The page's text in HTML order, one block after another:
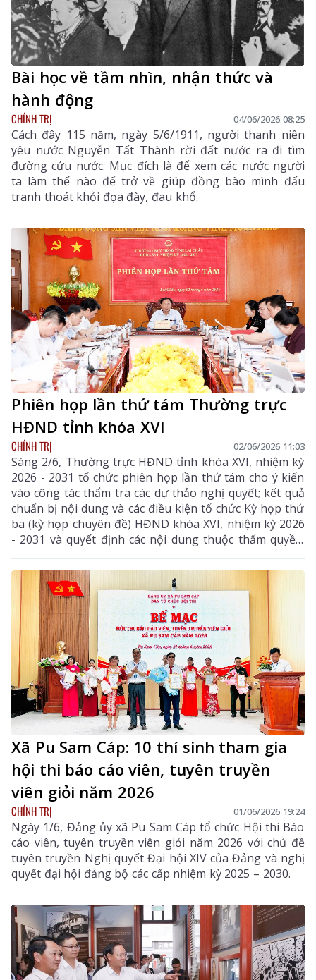
Bài học về tầm nhìn, nhận thức và
hành động
CHÍNH TRỊ 04/06/2026 08:25
Cách đây 115 năm, ngày 5/6/1911, người thanh niên
yêu nước Nguyễn Tất Thành rời đất nước ra đi tìm
đường cứu nước. Mục đích là để xem các nước người
ta làm thế nào để trở về giúp đồng bào mình đấu
tranh thoát khỏi đọa đày, đau khổ.
Phiên họp lần thứ tám Thường trực
HĐND tỉnh khóa XVI
CHÍNH TRỊ 02/06/2026 11:03
Sáng 2/6, Thường trực HĐND tỉnh khóa XVI, nhiệm kỳ
2026 - 2031 tổ chức phiên họp lần thứ tám cho ý kiến
vào công tác thẩm tra các dự thảo nghị quyết; kết quả
chuẩn bị nội dung và các điều kiện tổ chức Kỳ họp thứ
ba (kỳ họp chuyên đề) HĐND khóa XVI, nhiệm kỳ 2026
- 2031 và quyết định các nội dung thuộc thẩm quyền.
Đồng chí Lê Minh Ngân - Ủy viên Ban Chấp hành
Trung ương Đảng, Bí thư Tỉnh ủy, Chủ tịch HĐND tỉnh
chủ trì phiên họp.
Xã Pu Sam Cáp: 10 thí sinh tham gia
hội thi báo cáo viên, tuyên truyền
viên giỏi năm 2026
CHÍNH TRỊ 01/06/2026 19:24
Ngày 1/6, Đảng ủy xã Pu Sam Cáp tổ chức Hội thi Báo
cáo viên, tuyên truyền viên giỏi năm 2026 với chủ đề
tuyên truyền Nghị quyết Đại hội XIV của Đảng và nghị
quyết đại hội đảng bộ các cấp nhiệm kỳ 2025 – 2030.